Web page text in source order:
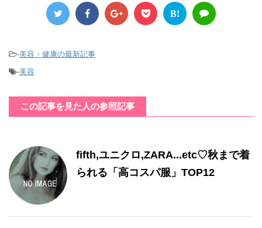
B!
-美容・健康の最新記事
-美容
この記事を見た人の参照記事
fifth,ユニクロ,ZARA...etc♡秋まで着
られる「高コスパ服」TOP12